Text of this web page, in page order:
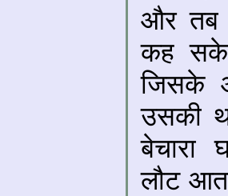
और तब
कह सके
जिसके
उसकी
बेचारा
लौट